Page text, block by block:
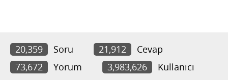
20,359 Soru 21,912
Cevap
73,672
Yorum 3,983,626 Kullanıcı